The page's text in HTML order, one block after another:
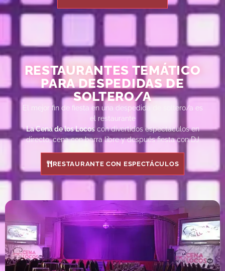
RESTAURANTES TEMÁTICO
PARA DESPEDIDAS DE
SOLTERO/A
El mejor fin de fiesta en una despedida de soltero/a es
el restaurante
La Cena de los Locoscon divertidos espectáculos en
directo, cena con barra libre y después fiesta con DJ
RESTAURANTE CON ESPECTÁCULOS